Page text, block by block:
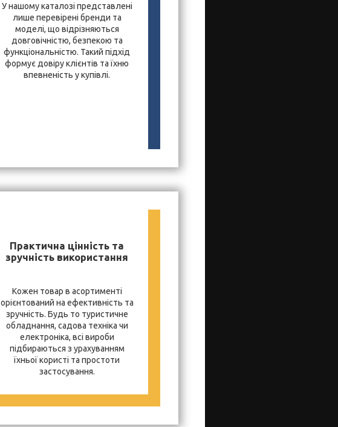
У нашому каталозі представлені
лише перевірені бренди та
моделі, що відрізняються
довговічністю, безпекою та
функціональністю. Такий підхід
формує довіру клієнтів та їхню
впевненість у купівлі.
Практична цінність та
зручність використання
Кожен товар в асортименті
орієнтований на ефективність та
зручність. Будь то туристичне
обладнання, садова техніка чи
електроніка, всі вироби
підбираються з урахуванням
їхньої користі та простоти
застосування.